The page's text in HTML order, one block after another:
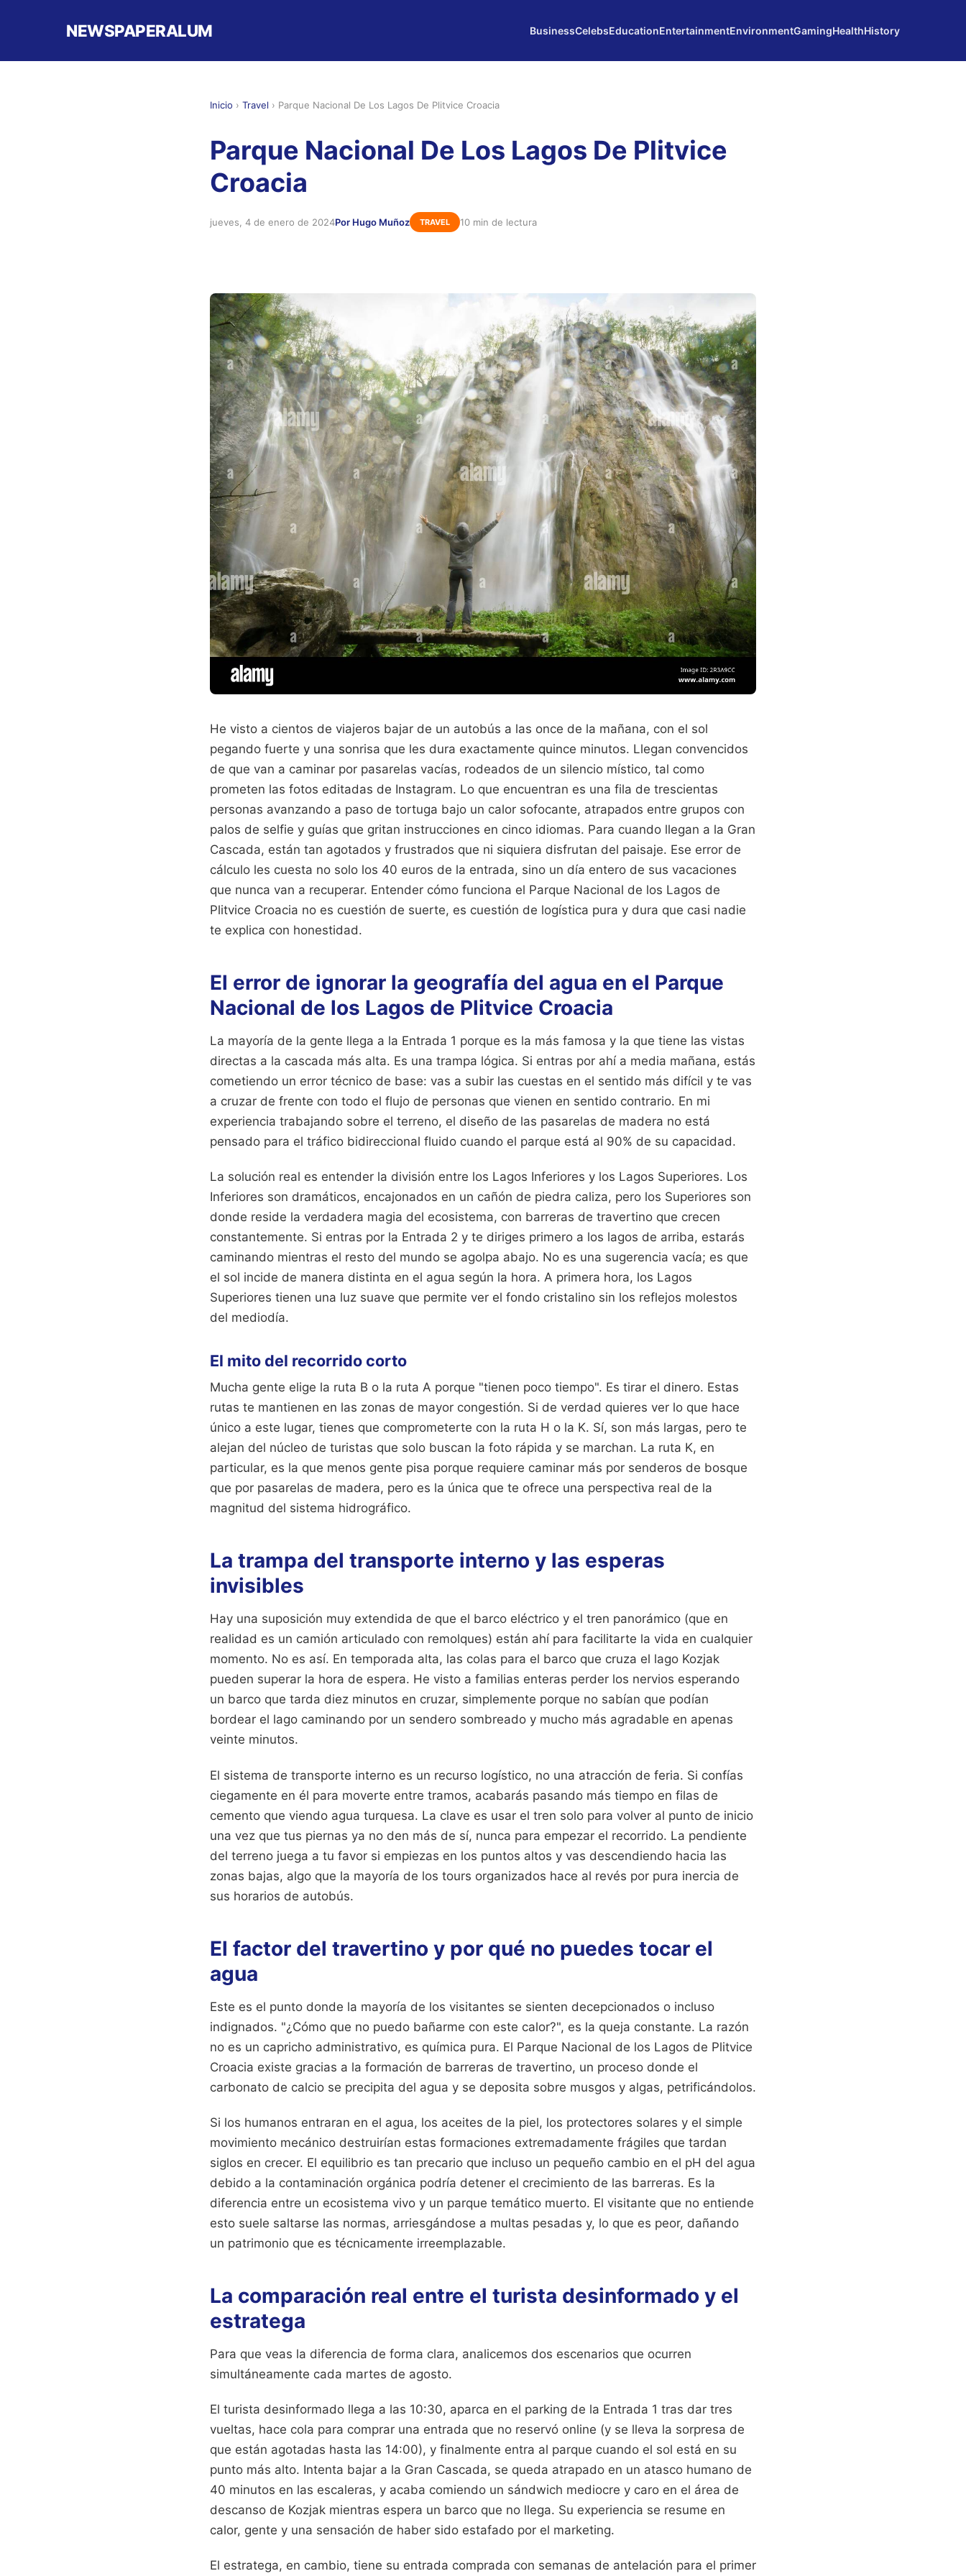
NEWSPAPERALUM BusinessCelebsEducationEntertainmentEnvironmentGamingHealthHistory
Inicio › Travel › Parque Nacional De Los Lagos De Plitvice Croacia
Parque Nacional De Los Lagos De Plitvice
Croacia
jueves, 4 de enero de 2024Por Hugo Muñoz TRAVEL 10 min de lectura
He visto a cientos de viajeros bajar de un autobús a las once de la mañana, con el sol
pegando fuerte y una sonrisa que les dura exactamente quince minutos. Llegan convencidos
de que van a caminar por pasarelas vacías, rodeados de un silencio místico, tal como
prometen las fotos editadas de Instagram. Lo que encuentran es una fila de trescientas
personas avanzando a paso de tortuga bajo un calor sofocante, atrapados entre grupos con
palos de selfie y guías que gritan instrucciones en cinco idiomas. Para cuando llegan a la Gran
Cascada, están tan agotados y frustrados que ni siquiera disfrutan del paisaje. Ese error de
cálculo les cuesta no solo los 40 euros de la entrada, sino un día entero de sus vacaciones
que nunca van a recuperar. Entender cómo funciona el Parque Nacional de los Lagos de
Plitvice Croacia no es cuestión de suerte, es cuestión de logística pura y dura que casi nadie
te explica con honestidad.
El error de ignorar la geografía del agua en el Parque
Nacional de los Lagos de Plitvice Croacia
La mayoría de la gente llega a la Entrada 1 porque es la más famosa y la que tiene las vistas
directas a la cascada más alta. Es una trampa lógica. Si entras por ahí a media mañana, estás
cometiendo un error técnico de base: vas a subir las cuestas en el sentido más difícil y te vas
a cruzar de frente con todo el flujo de personas que vienen en sentido contrario. En mi
experiencia trabajando sobre el terreno, el diseño de las pasarelas de madera no está
pensado para el tráfico bidireccional fluido cuando el parque está al 90% de su capacidad.
La solución real es entender la división entre los Lagos Inferiores y los Lagos Superiores. Los
Inferiores son dramáticos, encajonados en un cañón de piedra caliza, pero los Superiores son
donde reside la verdadera magia del ecosistema, con barreras de travertino que crecen
constantemente. Si entras por la Entrada 2 y te diriges primero a los lagos de arriba, estarás
caminando mientras el resto del mundo se agolpa abajo. No es una sugerencia vacía; es que
el sol incide de manera distinta en el agua según la hora. A primera hora, los Lagos
Superiores tienen una luz suave que permite ver el fondo cristalino sin los reflejos molestos
del mediodía.
El mito del recorrido corto
Mucha gente elige la ruta B o la ruta A porque "tienen poco tiempo". Es tirar el dinero. Estas
rutas te mantienen en las zonas de mayor congestión. Si de verdad quieres ver lo que hace
único a este lugar, tienes que comprometerte con la ruta H o la K. Sí, son más largas, pero te
alejan del núcleo de turistas que solo buscan la foto rápida y se marchan. La ruta K, en
particular, es la que menos gente pisa porque requiere caminar más por senderos de bosque
que por pasarelas de madera, pero es la única que te ofrece una perspectiva real de la
magnitud del sistema hidrográfico.
La trampa del transporte interno y las esperas
invisibles
Hay una suposición muy extendida de que el barco eléctrico y el tren panorámico (que en
realidad es un camión articulado con remolques) están ahí para facilitarte la vida en cualquier
momento. No es así. En temporada alta, las colas para el barco que cruza el lago Kozjak
pueden superar la hora de espera. He visto a familias enteras perder los nervios esperando
un barco que tarda diez minutos en cruzar, simplemente porque no sabían que podían
bordear el lago caminando por un sendero sombreado y mucho más agradable en apenas
veinte minutos.
El sistema de transporte interno es un recurso logístico, no una atracción de feria. Si confías
ciegamente en él para moverte entre tramos, acabarás pasando más tiempo en filas de
cemento que viendo agua turquesa. La clave es usar el tren solo para volver al punto de inicio
una vez que tus piernas ya no den más de sí, nunca para empezar el recorrido. La pendiente
del terreno juega a tu favor si empiezas en los puntos altos y vas descendiendo hacia las
zonas bajas, algo que la mayoría de los tours organizados hace al revés por pura inercia de
sus horarios de autobús.
El factor del travertino y por qué no puedes tocar el
agua
Este es el punto donde la mayoría de los visitantes se sienten decepcionados o incluso
indignados. "¿Cómo que no puedo bañarme con este calor?", es la queja constante. La razón
no es un capricho administrativo, es química pura. El Parque Nacional de los Lagos de Plitvice
Croacia existe gracias a la formación de barreras de travertino, un proceso donde el
carbonato de calcio se precipita del agua y se deposita sobre musgos y algas, petrificándolos.
Si los humanos entraran en el agua, los aceites de la piel, los protectores solares y el simple
movimiento mecánico destruirían estas formaciones extremadamente frágiles que tardan
siglos en crecer. El equilibrio es tan precario que incluso un pequeño cambio en el pH del agua
debido a la contaminación orgánica podría detener el crecimiento de las barreras. Es la
diferencia entre un ecosistema vivo y un parque temático muerto. El visitante que no entiende
esto suele saltarse las normas, arriesgándose a multas pesadas y, lo que es peor, dañando
un patrimonio que es técnicamente irreemplazable.
La comparación real entre el turista desinformado y el
estratega
Para que veas la diferencia de forma clara, analicemos dos escenarios que ocurren
simultáneamente cada martes de agosto.
El turista desinformado llega a las 10:30, aparca en el parking de la Entrada 1 tras dar tres
vueltas, hace cola para comprar una entrada que no reservó online (y se lleva la sorpresa de
que están agotadas hasta las 14:00), y finalmente entra al parque cuando el sol está en su
punto más alto. Intenta bajar a la Gran Cascada, se queda atrapado en un atasco humano de
40 minutos en las escaleras, y acaba comiendo un sándwich mediocre y caro en el área de
descanso de Kozjak mientras espera un barco que no llega. Su experiencia se resume en
calor, gente y una sensación de haber sido estafado por el marketing.
El estratega, en cambio, tiene su entrada comprada con semanas de antelación para el primer